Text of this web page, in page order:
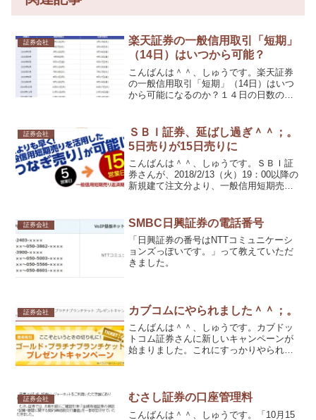
証券会社
楽天証券の一般信用取引「短期」
（14日）はいつから可能？
こんばんは＾＾、しゅうです。楽天証券
の一般信用取引「短期」（14日）はいつ
から可能になるのか？１４日の日数の数
証券会社
ＳＢＩ証券、延ばし過ぎ＾＾；。
5日売りが15日売りに
こんばんは＾＾、しゅうです。ＳＢＩ証
券さんが、2018/2/13（火）19：00以降の
新規建て注文分より、一般信用短期売り
業日。。。。延ばし過ぎでは＾＾；。
証券会社 SMBC日興証券の電話番号
「日興証券の番号はNTTコミュニケーシ
ョンズっぽいです。」って教えていただ
きました。
証券会社 カブコムにやられました＾＾；。
こんばんは＾＾、しゅうです。カブドッ
トコム証券さんに新しいキャンペーンが
始まりました。これにすっかりやられち
証券会社 むさし証券の口座管理料
こんばんは＾＾、しゅうです。「10月15